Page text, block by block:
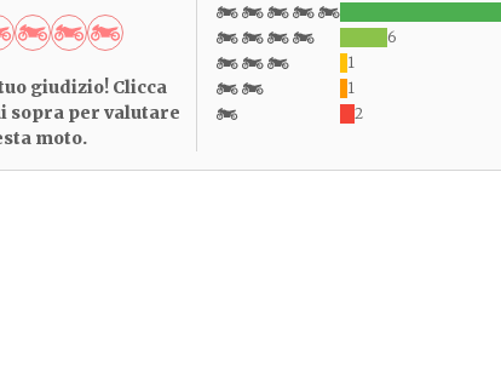
giudizio! Clicca
sopra per valutare
moto.
6
1
1
2